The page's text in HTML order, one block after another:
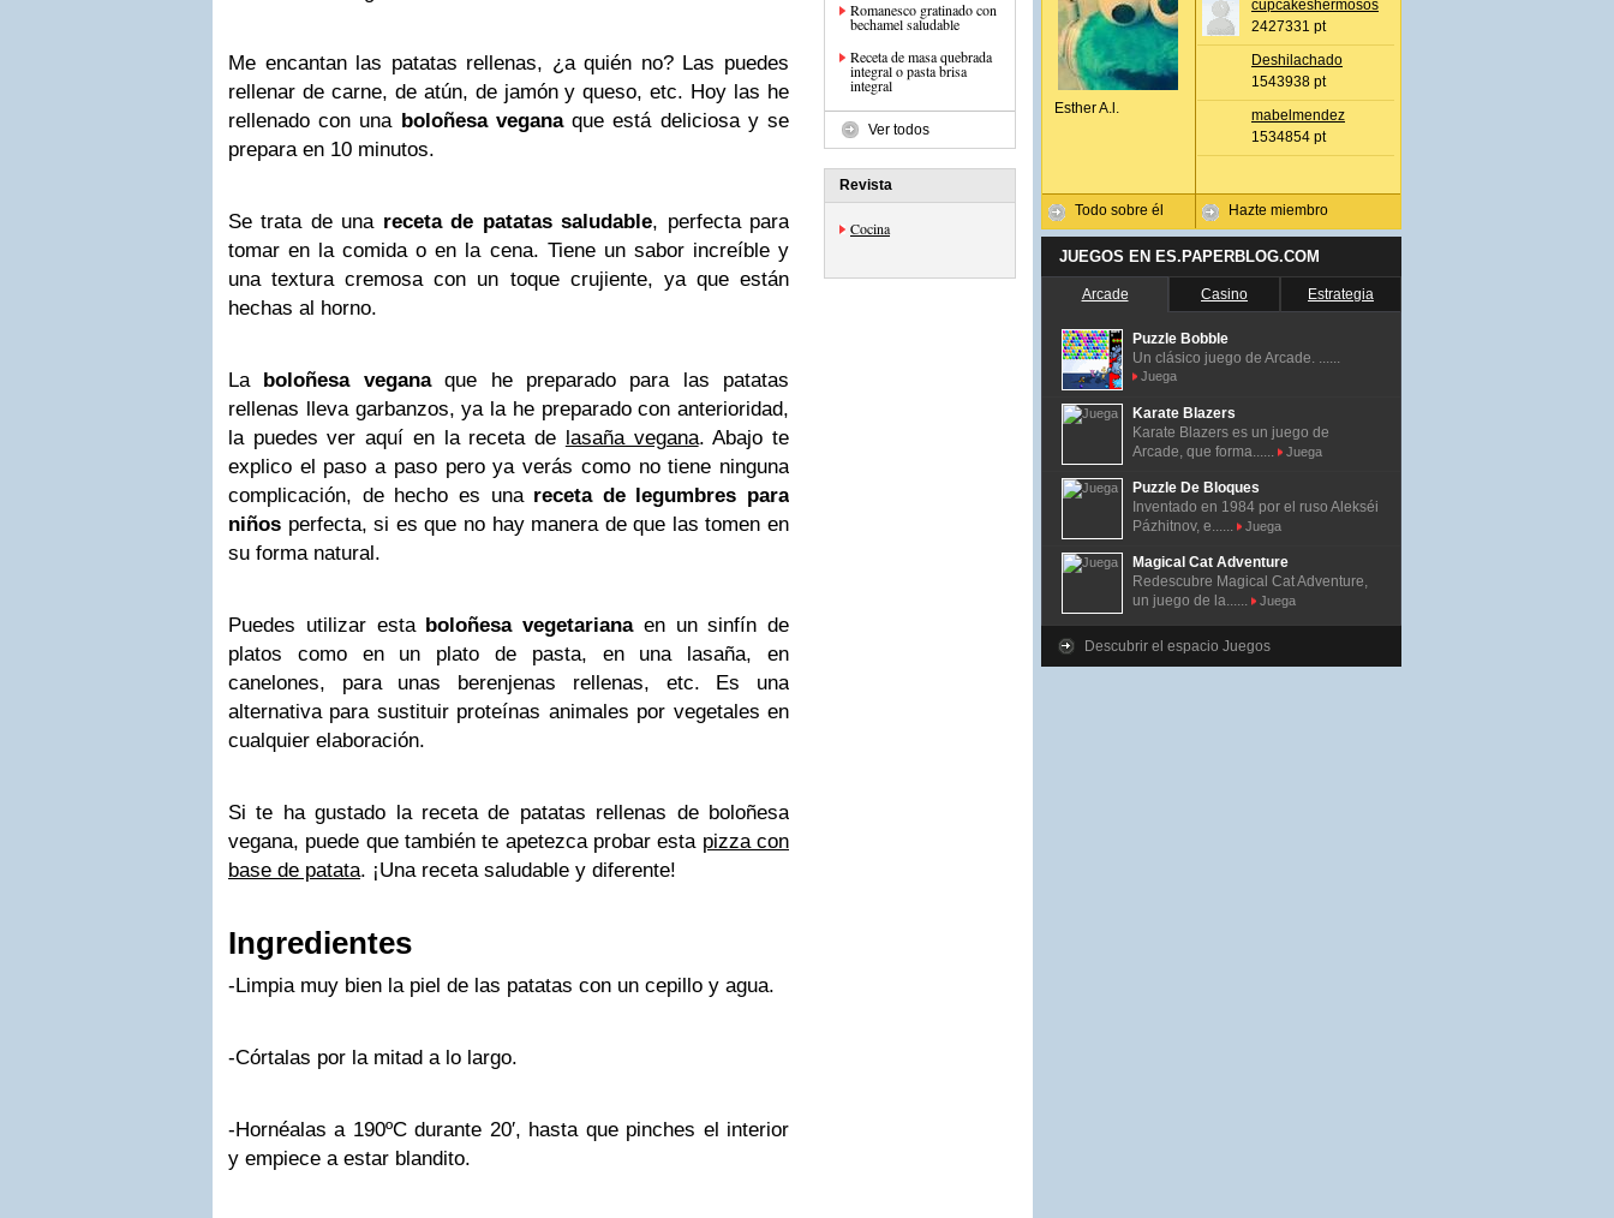
Me encantan las patatas rellenas, ¿a quién no? Las puedes
rellenar de carne, de atún, de jamón y queso, etc. Hoy las he
rellenado con una boloñesa veganaque está deliciosa y se
prepara en 10 minutos.
Se trata de una receta de patatas saludable, perfecta para
tomar en la comida o en la cena. Tiene un sabor increíble y
una textura cremosa con un toque crujiente, ya que están
hechas al horno.
La boloñesa veganaque he preparado para las patatas
rellenas lleva garbanzos, ya la he preparado con anterioridad,
la puedes ver aquí en la receta de lasaña vegana. Abajo te
explico el paso a paso pero ya verás como no tiene ninguna
complicación, de hecho es una receta de legumbres para
niños perfecta, si es que no hay manera de que las tomen en
su forma natural.
Puedes utilizar esta boloñesa vegetariana en un sinfín de
platos como en un plato de pasta, en una lasaña, en
canelones, para unas berenjenas rellenas, etc. Es una
alternativa para sustituir proteínas animales por vegetales en
cualquier elaboración.
Si te ha gustado la receta de patatas rellenas de boloñesa
vegana, puede que también te apetezca probar esta pizza con
base de patata. ¡Una receta saludable y diferente!
Ingredientes
-Limpia muy bien la piel de las patatas con un cepillo y agua.
-Córtalas por la mitad a lo largo.
-Hornéalas a 190ºC durante 20′, hasta que pinches el interior
y empiece a estar blandito.
Romanesco gratinado con
bechamel saludable
Receta de masa quebrada
integral o pasta brisa
integral
Ver todos
Revista
Cocina
Esther A.l.
Todo sobre él
cupcakeshermosos
2427331 pt
Deshilachado
1543938 pt
mabelmendez
1534854 pt
Hazte miembro
JUEGOS EN ES.PAPERBLOG.COM
Arcade Casino Estrategia
Puzzle Bobble
Un clásico juego de Arcade. ......
Juega
Karate Blazers
Karate Blazers es un juego de
Arcade, que forma......
Juega
Puzzle De Bloques
Inventado en 1984 por el ruso Alekséi
Pázhitnov, e......
Juega
Magical Cat Adventure
Redescubre Magical Cat Adventure,
un juego de la......
Juega
Descubrir el espacio Juegos